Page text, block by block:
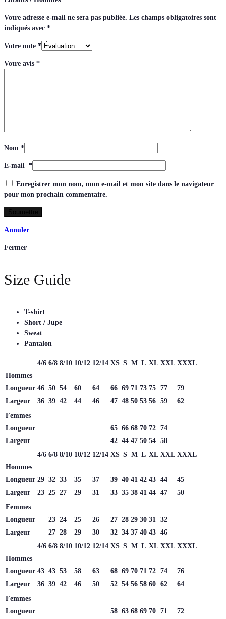
Votre adresse e-mail ne sera pas publiée. Les champs obligatoires sont
indiqués avec *
Votre note *
Votre avis *
Nom *
E-mail *
Enregistrer mon nom, mon e-mail et mon site dans le navigateur
pour mon prochain commentaire.
Annuler
Fermer
Size Guide
T-shirt
Short / Jupe
Sweat
Pantalon
4/6 6/8 8/10 10/12 12/14 XS S M L XL XXL XXXL
Hommes
Longueur 46 50 54 60 64 66 69 71 73 75 77
79
Largeur
36 39 42 44 46 47 48 50 53 56 59
62
Femmes
Longueur
65 66 68 70 72 74
Largeur
42 44 47 50 54 58
4/6 6/8 8/10 10/12 12/14 XS S M L XL XXL XXXL
Hommes
Longueur 29 32 33 35 37 39 40 41 42 43 44
45
Largeur
23 25 27 29 31 33 35 38 41 44 47
50
Femmes
Longueur
23 24 25 26 27 28 29 30 31
32
Largeur
27 28 29 30 32 34 37 40 43 46
4/6 6/8 8/10 10/12 12/14 XS S M L XL XXL XXXL
Hommes
Longueur 43 43 53 58 63 68 69 70 71 72 74
76
Largeur
36 39 42 46 50 52 54 56 58 60 62
64
Femmes
Longueur
58 63 68 69 70 71
72